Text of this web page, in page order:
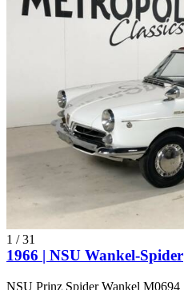
1 /31
1966 | NSU Wankel-Spider
NSU Prinz Spider Wankel M0694